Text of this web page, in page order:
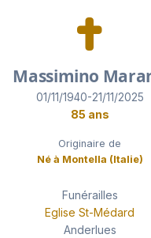
Massimino
01/11/1940-21/11/2025
85 ans
Originaire de
Né à Montella (Italie)
Funérailles
Eglise St-Médard
Anderlues